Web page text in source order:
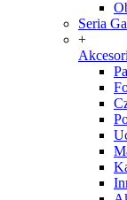
Seria
+